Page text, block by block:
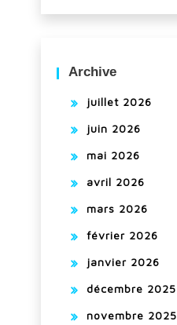
Archive
juillet 2026
juin 2026
mai 2026
avril 2026
mars 2026
février 2026
janvier 2026
décembre 2025
novembre 2025